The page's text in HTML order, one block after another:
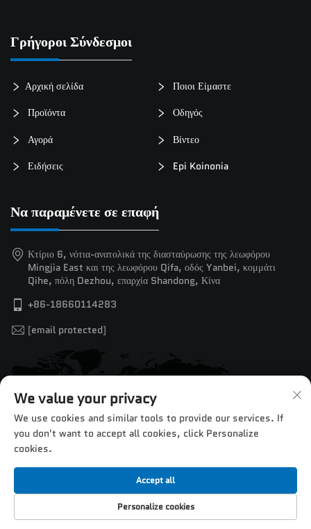
Γρήγοροι Σύνδεσμοι
Αρχική σελίδα
Ποιοι Είμαστε
Προϊόντα
Οδηγός
Αγορά
Βίντεο
Ειδήσεις
Epi Koinonia
Να παραμένετε σε επαφή
Κτίριο 6, νότια-ανατολικά της διασταύρωσης της λεωφόρου
Mingjia East και της λεωφόρου Qifa, οδός Yanbei, κομμάτι
Qihe, πόλη Dezhou, επαρχία Shandong, Κίνα
+86-18660114283
[email protected]
Πνευματικά δικαιώματα © 2025 από την Jinan Chentuo CNC
Equipment Co., Ltd. —Πολιτική Απορρήτου
We value your privacy
We use cookies and similar tools to provide our services. If
you don't want to accept all cookies, click Personalize
cookies.
Personalize cookies
Accept all